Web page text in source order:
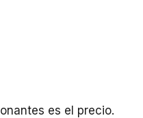
es el precio.